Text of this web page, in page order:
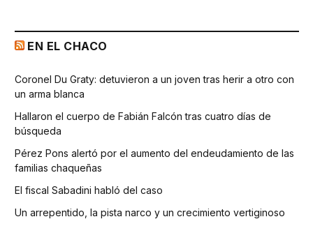
EN EL CHACO
Coronel Du Graty: detuvieron a un joven tras herir a otro con
un arma blanca
Hallaron el cuerpo de Fabián Falcón tras cuatro días de
búsqueda
Pérez Pons alertó por el aumento del endeudamiento de las
familias chaqueñas
El fiscal Sabadini habló del caso
Un arrepentido, la pista narco y un crecimiento vertiginoso